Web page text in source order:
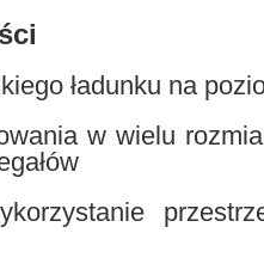
ładunku na
w wielu